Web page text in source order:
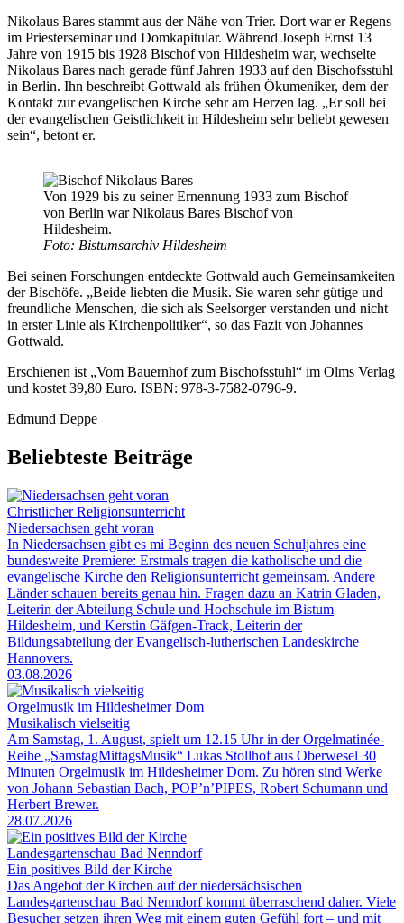
Nikolaus Bares stammt aus der Nähe von Trier. Dort war er Regens
im Priesterseminar und Domkapitular. Während Joseph Ernst 13
Jahre von 1915 bis 1928 Bischof von Hildesheim war, wechselte
Nikolaus Bares nach gerade fünf Jahren 1933 auf den Bischofsstuhl
in Berlin. Ihn beschreibt Gottwald als frühen Ökumeniker, dem der
Kontakt zur evangelischen Kirche sehr am Herzen lag. „Er soll bei
der evangelischen Geistlichkeit in Hildesheim sehr beliebt gewesen
sein“, betont er.
Von 1929 bis zu seiner Ernennung 1933 zum Bischof
von Berlin war Nikolaus Bares Bischof von
Hildesheim.
Foto: Bistumsarchiv Hildesheim
Bei seinen Forschungen entdeckte Gottwald auch Gemeinsamkeiten
der Bischöfe. „Beide liebten die Musik. Sie waren sehr gütige und
freundliche Menschen, die sich als Seelsorger verstanden und nicht
in erster Linie als Kirchenpolitiker“, so das Fazit von Johannes
Gottwald.
Erschienen ist „Vom Bauernhof zum Bischofsstuhl“ im Olms Verlag
und kostet 39,80 Euro. ISBN: 978-3-7582-0796-9.
Edmund Deppe
Beliebteste Beiträge
Christlicher Religionsunterricht
Niedersachsen geht voran
In Niedersachsen gibt es mi Beginn des neuen Schuljahres eine
bundesweite Premiere: Erstmals tragen die katholische und die
evangelische Kirche den Religionsunterricht gemeinsam. Andere
Länder schauen bereits genau hin. Fragen dazu an Katrin Gladen,
Leiterin der Abteilung Schule und Hochschule im Bistum
Hildesheim, und Kerstin Gäfgen-Track, Leiterin der
Bildungsabteilung der Evangelisch-lutherischen Landeskirche
Hannovers.
03.08.2026
Orgelmusik im Hildesheimer Dom
Musikalisch vielseitig
Am Samstag, 1. August, spielt um 12.15 Uhr in der Orgelmatinée-
Reihe „SamstagMittagsMusik“ Lukas Stollhof aus Oberwesel 30
Minuten Orgelmusik im Hildesheimer Dom. Zu hören sind Werke
von Johann Sebastian Bach, POP’n’PIPES, Robert Schumann und
Herbert Brewer.
28.07.2026
Landesgartenschau Bad Nenndorf
Ein positives Bild der Kirche
Das Angebot der Kirchen auf der niedersächsischen
Landesgartenschau Bad Nenndorf kommt überraschend daher. Viele
Besucher setzen ihren Weg mit einem guten Gefühl fort – und mit